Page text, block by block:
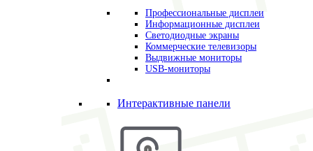
Профессиональные дисплеи
Информационные дисплеи
Светодиодные экраны
Коммерческие телевизоры
Выдвижные мониторы
USB-мониторы
Интерактивные панели